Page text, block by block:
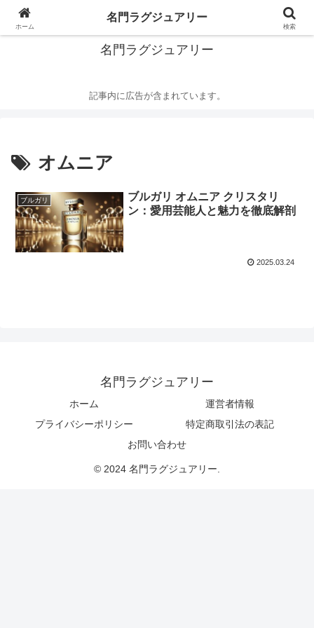
華麗なるハイブランドの世界
名門ラグジュアリー
記事内に広告が含まれています。
オムニア
ブルガリ
ブルガリ オムニア クリスタリ
ン：愛用芸能人と魅力を徹底解剖
2025.03.24
名門ラグジュアリー
ホーム
運営者情報
プライバシーポリシー
特定商取引法の表記
お問い合わせ
© 2024 名門ラグジュアリー.
ホーム
名門ラグジュアリー
検索